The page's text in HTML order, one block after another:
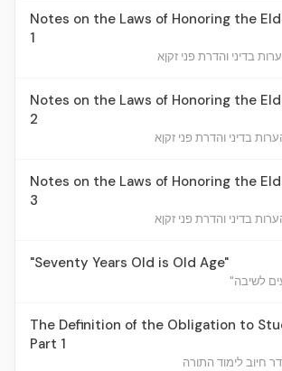
Notes on the Laws of Honoring the
1
Notes on the Laws of Honoring the
2
Notes on the Laws of Honoring the
3
"Seventy Years Old is Old Age"
The Definition of the Obligation to
Part 1